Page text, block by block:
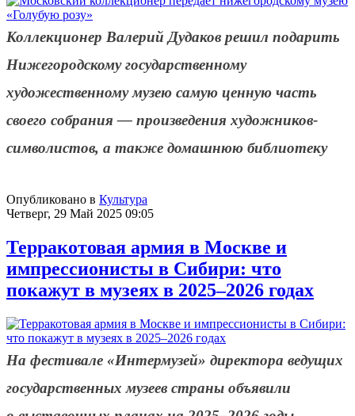
Коллекционер Валерий Дудаков решил подарить
Нижегородскому государственному
художественному музею самую ценную часть
своего собрания — произведения художников-
символистов, а также домашнюю библиотеку
Опубликовано в Культура
Четверг, 29 Май 2025 09:05
Терракотовая армия в Москве и
импрессионисты в Сибири: что
покажут в музеях в 2025–2026 годах
На фестивале «Интермузей» директора ведущих
государственных музеев страны объявили